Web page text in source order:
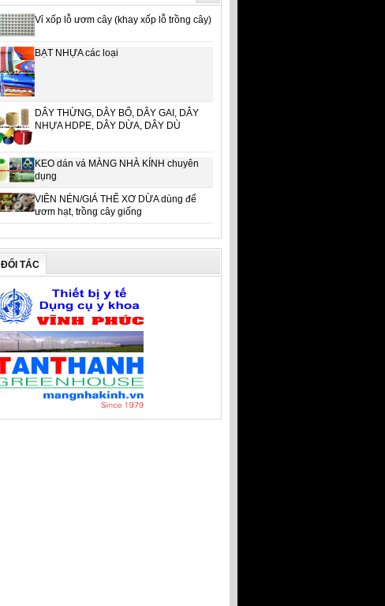
Vỉ xốp lỗ ươm cây (khay xốp lỗ trồng cây)
BẠT NHỰA các loại
DÂY THỪNG, DÂY BỐ, DÂY GAI, DÂY
NHỰA HDPE, DÂY DỪA, DÂY DÙ
KEO dán vá MÀNG NHÀ KÍNH chuyên
dụng
VIÊN NÉN/GIÁ THỂ XƠ DỪA dùng để
ươm hạt, trồng cây giống
ĐỐI TÁC